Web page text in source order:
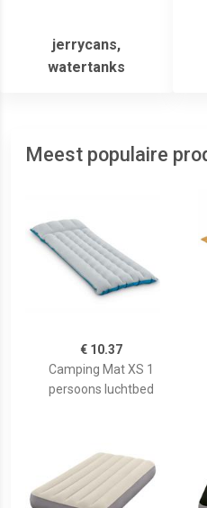
jerrycans,
watertanks
Meest populaire
€ 10.37
Camping Mat XS 1
persoons luchtbed